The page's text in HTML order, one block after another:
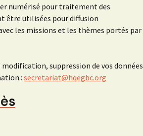
numérisé pour traitement des
être utilisées pour diffusion
les missions et les thèmes portés par
suppression de vos données
: secretariat@hqegbc.org